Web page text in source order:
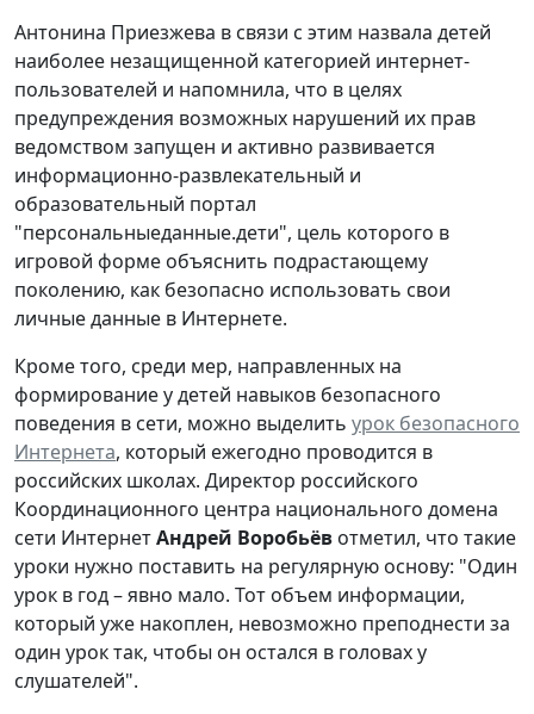
Антонина Приезжева в связи с этим назвала детей
наиболее незащищенной категорией интернет-
пользователей и напомнила, что в целях
предупреждения возможных нарушений их прав
ведомством запущен и активно развивается
информационно-развлекательный и
образовательный портал
"персональныеданные.дети", цель которого в
игровой форме объяснить подрастающему
поколению, как безопасно использовать свои
личные данные в Интернете.
Кроме того, среди мер, направленных на
формирование у детей навыков безопасного
поведения в сети, можно выделить урок безопасного
Интернета, который ежегодно проводится в
российских школах. Директор российского
Координационного центра национального домена
сети ИнтернетАндрей Воробьёв отметил, что такие
уроки нужно поставить на регулярную основу: "Один
урок в год – явно мало. Тот объем информации,
который уже накоплен, невозможно преподнести за
один урок так, чтобы он остался в головах у
слушателей".